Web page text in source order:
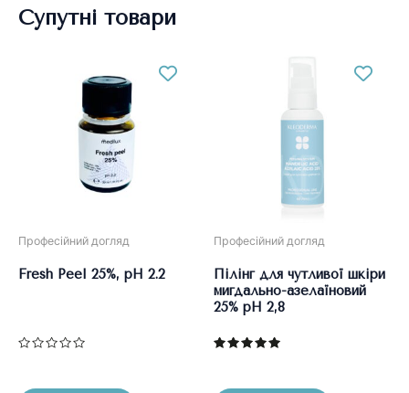
Супутні товари
Професійний догляд
Fresh Peel 25%, pH 2.2
Професійний догляд
Пілінг для чутливої шкіри
мигдально-азелаїновий
25% рН 2,8